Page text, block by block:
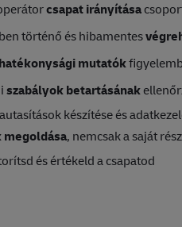
csapat irányítása
történő és hibamentes
hatékonysági mutatók
szabályok betartásának
készítése és
, nemcsak a saját
és értékeld a csapatod